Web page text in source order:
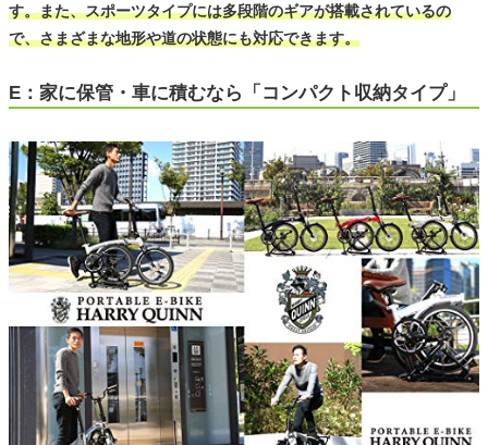
す。また、スポーツタイプには多段階のギアが搭載されているの
で、さまざまな地形や道の状態にも対応できます。
E：家に保管・車に積むなら「コンパクト収納タイプ」